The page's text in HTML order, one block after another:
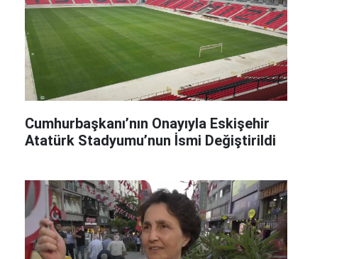
Cumhurbaşkanı’nın Onayıyla Eskişehir
Atatürk Stadyumu’nun İsmi Değiştirildi